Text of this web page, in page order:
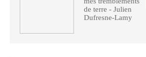
de terre - Julien
Dufresne-Lamy